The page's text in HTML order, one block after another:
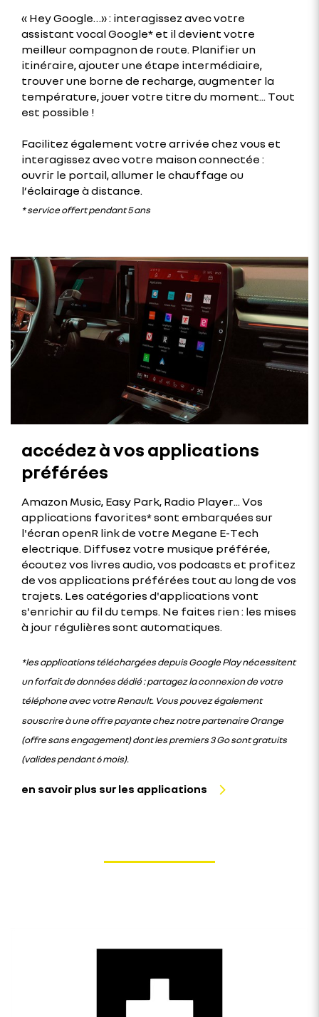
« Hey Google…» : interagissez avec votre
assistant vocal Google* et il devient votre
meilleur compagnon de route. Planifier un
itinéraire, ajouter une étape intermédiaire,
trouver une borne de recharge, augmenter la
température, jouer votre titre du moment... Tout
est possible !
Facilitez également votre arrivée chez vous et
interagissez avec votre maison connectée :
ouvrir le portail, allumer le chauffage ou
l’éclairage à distance.
* service offert pendant 5 ans
accédez à vos applications
préférées
Amazon Music, Easy Park, Radio Player... Vos
applications favorites* sont embarquées sur
l'écran openR link de votre Megane E-Tech
electrique. Diffusez votre musique préférée,
écoutez vos livres audio, vos podcasts et profitez
de vos applications préférées tout au long de vos
trajets. Les catégories d'applications vont
s'enrichir au fil du temps. Ne faites rien : les mises
à jour régulières sont automatiques.
*les applications téléchargées depuis Google Play nécessitent
un forfait de données dédié : partagez la connexion de votre
téléphone avec votre Renault. Vous pouvez également
souscrire à une offre payante chez notre partenaire Orange
(offre sans engagement) dont les premiers 3 Go sont gratuits
(valides pendant 6 mois).
en savoir plus sur les applications